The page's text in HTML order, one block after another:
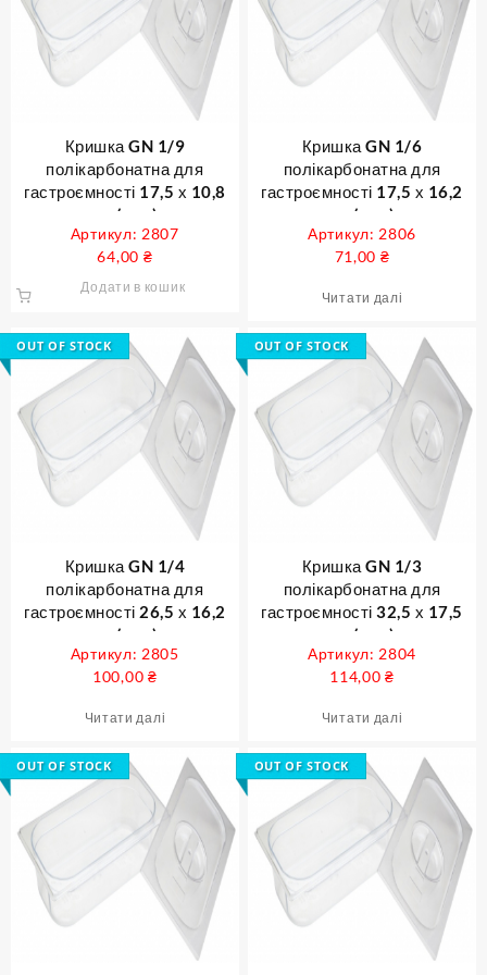
Кришка GN 1/9
полікарбонатна для
гастроємності 17,5 х 10,8
см ( шт )
Артикул: 2807
64,00 ₴
Додати в кошик
Кришка GN 1/6
полікарбонатна для
гастроємності 17,5 х 16,2
см ( шт )
Артикул: 2806
71,00 ₴
Читати далі
OUT OF STOCK
Кришка GN 1/4
полікарбонатна для
гастроємності 26,5 х 16,2
см ( шт )
Артикул: 2805
100,00 ₴
Читати далі
OUT OF STOCK
Кришка GN 1/3
полікарбонатна для
гастроємності 32,5 х 17,5
см ( шт )
Артикул: 2804
114,00₴
Читати далі
OUT OF STOCK OUT OF STOCK